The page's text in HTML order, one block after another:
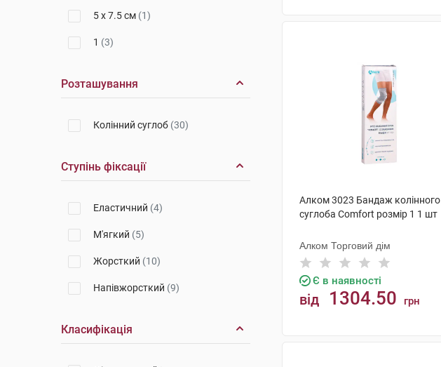
5 x 7.5 см (1)
1 (3)
Розташування
Колінний суглоб (30)
Ступінь фіксації
Еластичний (4)
М'ягкий (5)
Жорсткий (10)
Напівжорсткий (9)
Класифікація
Алком 3023 Бандаж колінного
суглоба Comfort розмір 1 1 шт
Алком Торговий дім
Є в наявності
від 1304.50 грн